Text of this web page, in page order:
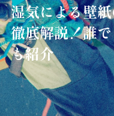
湿気による壁
徹底解説！誰
も紹介